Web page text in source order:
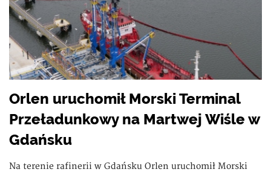
Orlen uruchomił Morski Terminal
Przeładunkowy na Martwej Wiśle w
Gdańsku
Na terenie rafinerii w Gdańsku Orlen uruchomił Morski